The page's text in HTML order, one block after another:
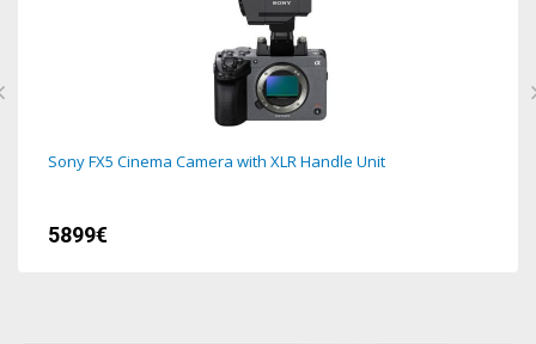
Sony FX5 Cinema Camera with XLR Handle Unit
5899€